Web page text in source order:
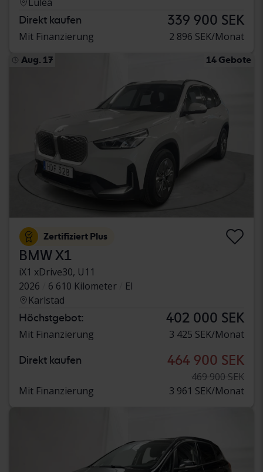
Direkt kaufen 339 900 SEK
Mit Finanzierung 2 896 SEK/Monat
Aug. 17 14 Gebote
Zertifiziert Plus
BMW X1
iX1 xDrive30, U11
2026
6 610 Kilometer
El
Karlstad
Höchstgebot: 402 000 SEK
Mit Finanzierung 3 425 SEK/Monat
Direkt kaufen 464 900 SEK
469 900 SEK
Mit Finanzierung
3 961 SEK/Monat